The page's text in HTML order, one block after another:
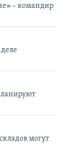
– командир
могут